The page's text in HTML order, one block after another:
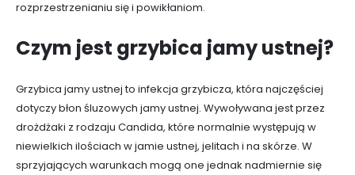
rozprzestrzenianiu się i powikłaniom.
Czym jest grzybica jamy ustnej?
Grzybica jamy ustnej to infekcja grzybicza, która najczęściej
dotyczy błon śluzowych jamy ustnej. Wywoływana jest przez
drożdżaki z rodzaju Candida, które normalnie występują w
niewielkich ilościach w jamie ustnej, jelitach i na skórze. W
sprzyjających warunkach mogą one jednak nadmiernie się